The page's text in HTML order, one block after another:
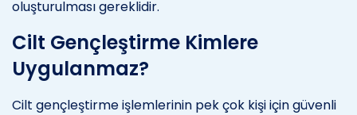
oluşturulması gereklidir.
Cilt Gençleştirme Kimlere
Uygulanmaz?
Cilt gençleştirme işlemlerinin pek çok kişi için güvenli